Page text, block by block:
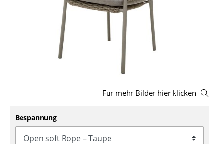
Bänke & Liegen
Bürodrehstühle
Für mehr Bilder hier klicken
Bespannung